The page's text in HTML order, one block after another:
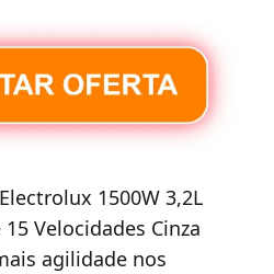
1500W 3,2L
Velocidades Cinza
agilidade nos